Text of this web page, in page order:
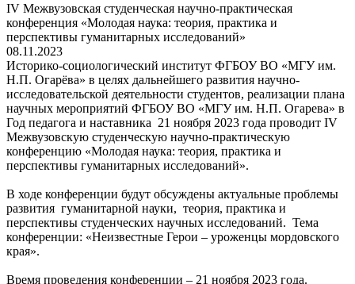
IV Межвузовская студенческая научно-практическая
конференция «Молодая наука: теория, практика и
перспективы гуманитарных исследований»
08.11.2023
Историко-социологический институт ФГБОУ ВО «МГУ им.
Н.П. Огарёва» в целях дальнейшего развития научно-
исследовательской деятельности студентов, реализации плана
научных мероприятий ФГБОУ ВО «МГУ им. Н.П. Огарева» в
Год педагога и наставника 21 ноября 2023 года проводит IV
Межвузовскую студенческую научно-практическую
конференцию «Молодая наука: теория, практика и
перспективы гуманитарных исследований».
В ходе конференции будут обсуждены актуальные проблемы
развития гуманитарной науки, теория, практика и
перспективы студенческих научных исследований. Тема
конференции: «Неизвестные Герои – уроженцы мордовского
края».
Время проведения конференции – 21 ноября 2023 года.